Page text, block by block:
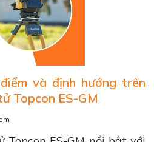
và định hướng trên
Topcon ES-GM